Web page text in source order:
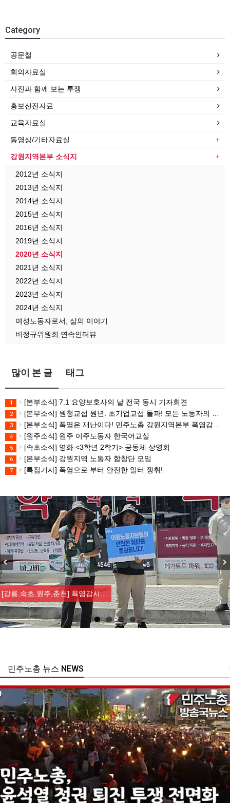
Category
공문철
회의자료실
사진과 함께 보는 투쟁
홍보선전자료
교육자료실
동영상/기타자료실
강원지역본부 소식지
2012년 소식지
2013년 소식지
2014년 소식지
2015년 소식지
2016년 소식지
2019년 소식지
2020년 소식지
2021년 소식지
2022년 소식지
2023년 소식지
2024년 소식지
여성노동자로서, 삶의 이야기
비정규위원회 연속인터뷰
많이 본 글 태그
1 [본부소식] 7.1 요양보호사의 날 전국 동시 기자회견
2 [본부소식] 원청교섭 원년. 초기업교섭 돌파! 모든 노동자의 노동기본권 쟁취! 민주노총 7.15 총파업대회
3 [본부소식] 폭염은 재난이다! 민주노총 강원지역본부 폭염감시단 선포 기자회견
4 [원주소식] 원주 이주노동자 한국어교실
5 [속초소식] 영화 <3학년 2학기> 공동체 상영회
6 [본부소식] 강원지역 노동자 합창단 모임
7 [특집기사] 폭염으로 부터 안전한 일터 쟁취!
[강릉,속초,원주,춘천] 폭염감시…
주노총 뉴스 NEWS